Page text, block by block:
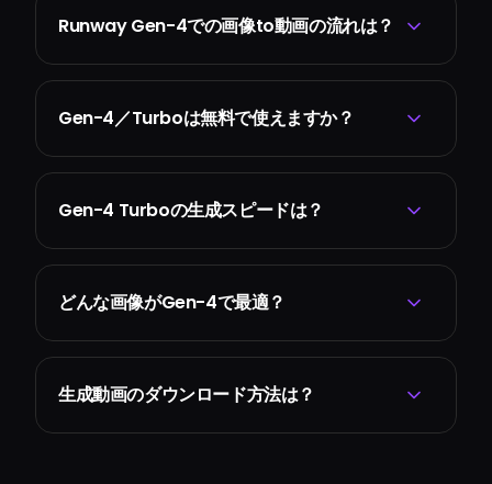
Runway Gen-4での画像to動画の流れは？
Gen-4／Turboは無料で使えますか？
Gen-4 Turboの生成スピードは？
どんな画像がGen-4で最適？
生成動画のダウンロード方法は？